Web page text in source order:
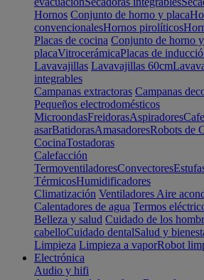
Hornos Conjunto de horno y placa
convencionalesHornos pirolíticos
Placas de cocina Conjunto de horno y
placaVitrocerámicaPlacas de
Lavavajillas Lavavajillas 60cm
integrables
Campanas extractoras Campanas
Pequeños electrodomésticos
MicroondasFreidorasAspiradores
asarBatidorasAmasadoresRobots de
CocinaTostadoras
Calefacción
TermoventiladoresConvectores
TérmicosHumidificadores
Climatización Ventiladores Aire
Calentadores de agua Termos
Belleza y salud Cuidado de los
cabelloCuidado dentalSalud y
Limpieza Limpieza a vaporRobot
Electrónica
Audio y hifi